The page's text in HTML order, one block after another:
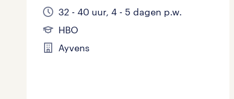
Administratief 2
Callcenter / Contactcenter
Basisonderwijs 0
HBO
0 - 8 uur 0
25 - 32 uur
Detachering 0
Vast
32 - 40 uur, 4 - 5 dagen p.w.
HBO
Ayvens